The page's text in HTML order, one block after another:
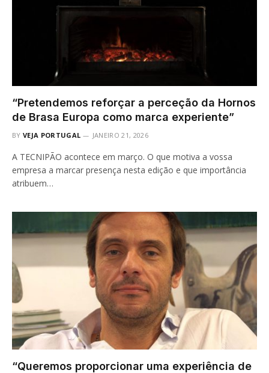
“Pretendemos reforçar a perceção da Hornos
de Brasa Europa como marca experiente”
BY VEJA PORTUGAL JANEIRO 21, 2026
A TECNIPÃO acontece em março. O que motiva a vossa
empresa a marcar presença nesta edição e que importância
atribuem…
“Queremos proporcionar uma experiência de